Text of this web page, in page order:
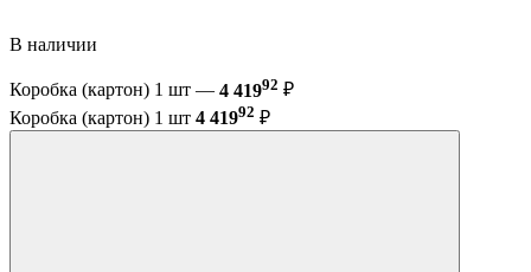
В наличии
Коробка (картон) 1 шт — 4 41992 ₽
Коробка (картон) 1 шт 4 41992 ₽